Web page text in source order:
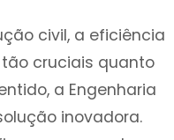
civil, a eficiência
cruciais quanto
a Engenharia
inovadora.